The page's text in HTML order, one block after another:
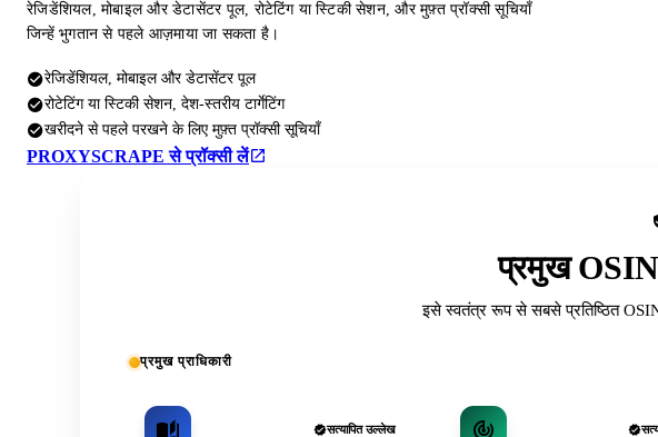
रेजिडेंशियल, मोबाइल और डेटासेंटर पूल, रोटेटिंग या स्टिकी सेशन, और मुफ़्त प्रॉक्सी सूचियाँ
जिन्हें भुगतान से पहले आज़माया जा सकता है।
रेजिडेंशियल, मोबाइल और डेटासेंटर पूल
रोटेटिंग या स्टिकी सेशन, देश-स्तरीय टार्गेटिंग
खरीदने से पहले परखने के लिए मुफ़्त प्रॉक्सी सूचियाँ
PROXYSCRAPE से प्रॉक्सी लें
प्रमुख
इसे स्वतंत्र रूप से सबसे प्रतिष्ठित
प्रमुख प्राधिकारी
सत्यापित उल्लेख